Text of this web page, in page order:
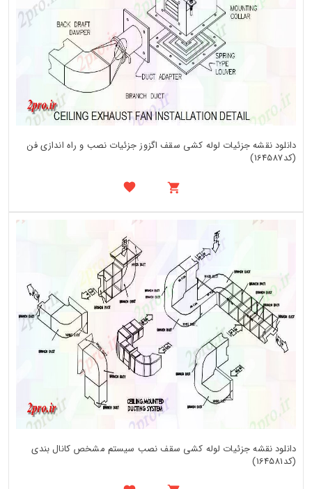
دانلود نقشه جزئیات لوله کشی سقف اگزوز جزئیات نصب و راه اندازی فن
(کد164587)
دانلود نقشه جزئیات لوله کشی سقف نصب سیستم مشخص کانال بندی
(کد164581)